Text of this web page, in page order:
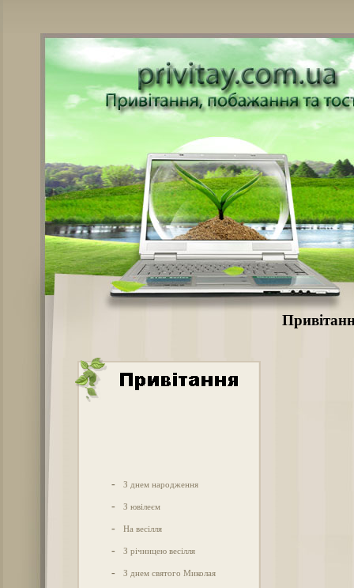
- З днем народження
- З ювілеєм
- На весілля
- З річницею весілля
- З днем святого Миколая